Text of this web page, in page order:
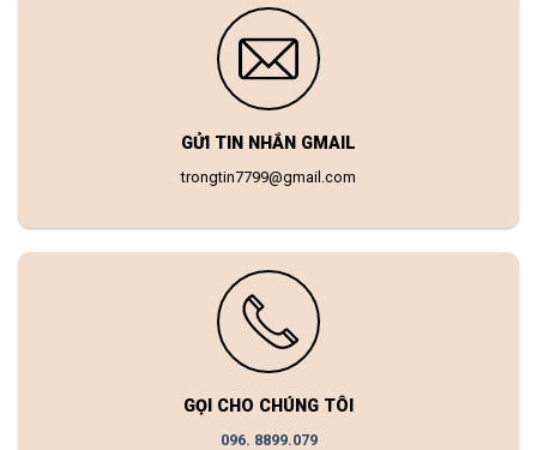
GỬI TIN NHẮN GMAIL
trongtin7799@gmail.com
GỌI CHO CHÚNG TÔI
096. 8899.079